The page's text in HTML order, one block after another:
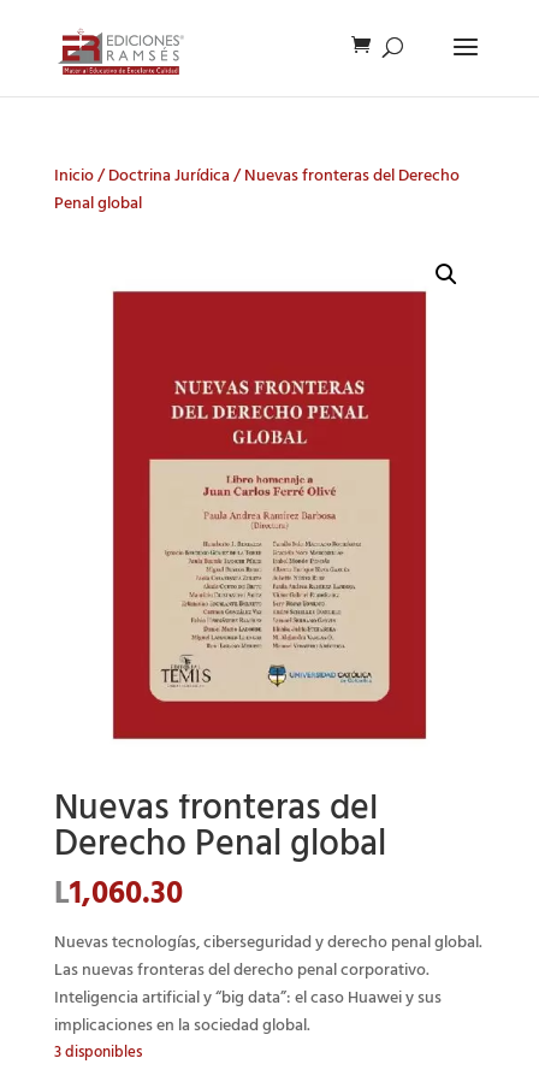
Inicio/Doctrina Jurídica/ Nuevas fronteras del Derecho
Penal global
Nuevas fronteras del
Derecho Penal global
L1,060.30
Nuevas tecnologías, ciberseguridad y derecho penal global.
Las nuevas fronteras del derecho penal corporativo.
Inteligencia artificial y “big data”: el caso Huawei y sus
implicaciones en la sociedad global.
3 disponibles